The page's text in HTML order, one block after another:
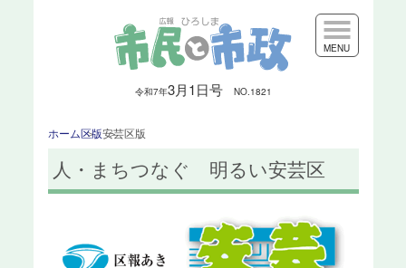
令和7年3月1日号 NO.1821
MENU
ホーム区版安芸区版
人・まちつなぐ 明るい安芸区